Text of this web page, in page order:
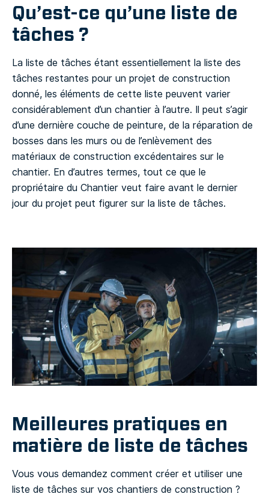
Qu’est-ce qu’une liste de
tâches ?
La liste de tâches étant essentiellement la liste des
tâches restantes pour un projet de construction
donné, les éléments de cette liste peuvent varier
considérablement d’un chantier à l’autre. Il peut s’agir
d’une dernière couche de peinture, de la réparation de
bosses dans les murs ou de l’enlèvement des
matériaux de construction excédentaires sur le
chantier. En d’autres termes, tout ce que le
propriétaire du Chantier veut faire avant le dernier
jour du projet peut figurer sur la liste de tâches.
Meilleures pratiques en
matière de liste de tâches
Vous vous demandez comment créer et utiliser une
liste de tâches sur vos chantiers de construction ?